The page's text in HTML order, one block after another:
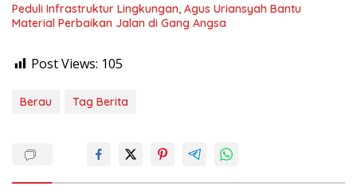
Peduli Infrastruktur Lingkungan, Agus Uriansyah Bantu
Material Perbaikan Jalan di Gang Angsa
Post Views: 105
Berau Tag Berita